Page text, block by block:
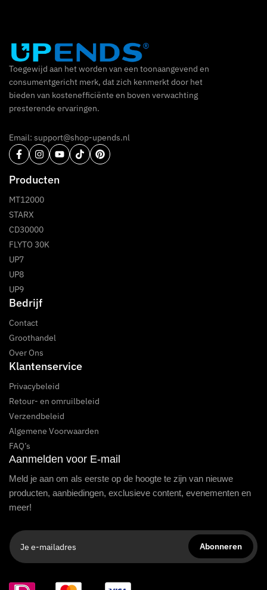
Toegewijd aan het worden van een toonaangevend en
consumentgericht merk, dat zich kenmerkt door het
bieden van kostenefficiënte en boven verwachting
presterende ervaringen.
Email: support@shop-upends.nl
Producten
MT12000
STARX
CD30000
FLYTO 30K
UP7
UP8
UP9
Bedrijf
Contact
Groothandel
Over Ons
Klantenservice
Privacybeleid
Retour- en omruilbeleid
Verzendbeleid
Algemene Voorwaarden
FAQ’s
Aanmelden voor E-mail
Meld je aan om als eerste op de hoogte te zijn van nieuwe
producten, aanbiedingen, exclusieve content, evenementen en
meer!